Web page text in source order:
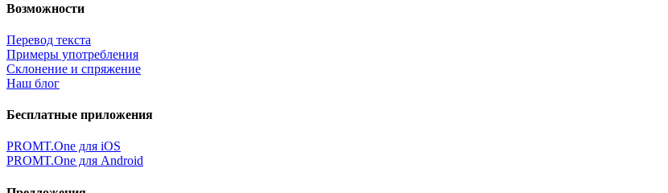
Возможности
Перевод текста
Примеры употребления
Склонение и спряжение
Наш блог
Бесплатные приложения
PROMT.One для iOS
PROMT.One для Android